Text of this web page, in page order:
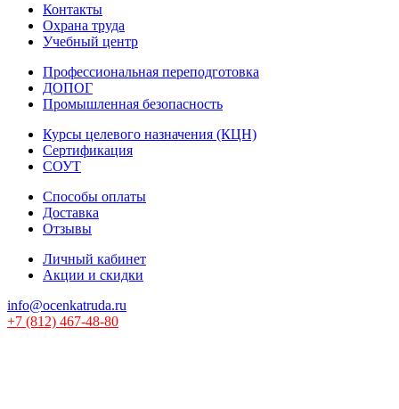
Контакты
Охрана труда
Учебный центр
Профессиональная переподготовка
ДОПОГ
Промышленная безопасность
Курсы целевого назначения (КЦН)
Сертификация
СОУТ
Способы оплаты
Доставка
Отзывы
Личный кабинет
Акции и скидки
info@ocenkatruda.ru
+7 (812) 467-48-80